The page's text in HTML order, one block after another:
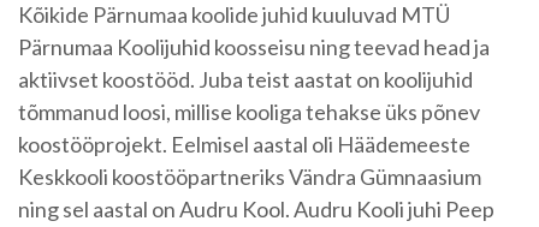
Kõikide Pärnumaa koolide juhid kuuluvad MTÜ
Pärnumaa Koolijuhid koosseisu ning teevad head ja
aktiivset koostööd. Juba teist aastat on koolijuhid
tõmmanud loosi, millise kooliga tehakse üks põnev
koostööprojekt. Eelmisel aastal oli Häädemeeste
Keskkooli koostööpartneriks Vändra Gümnaasium
ning sel aastal on Audru Kool. Audru Kooli juhi Peep